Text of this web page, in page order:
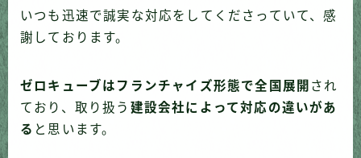
いつも迅速で誠実な対応をしてくださっていて、感
謝しております。
ゼロキューブはフランチャイズ形態で全国展開 され
ており、取り扱う 建設会社によって対応の違いがあ
る と思います。